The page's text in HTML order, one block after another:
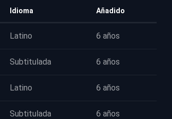
Idioma Añadido
Latino 6 años
Subtitulada 6 años
Latino 6 años
Subtitulada 6 años